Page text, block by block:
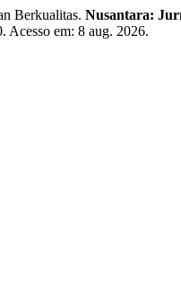
Berkualitas. Nusantara:
em: 8 aug. 2026.